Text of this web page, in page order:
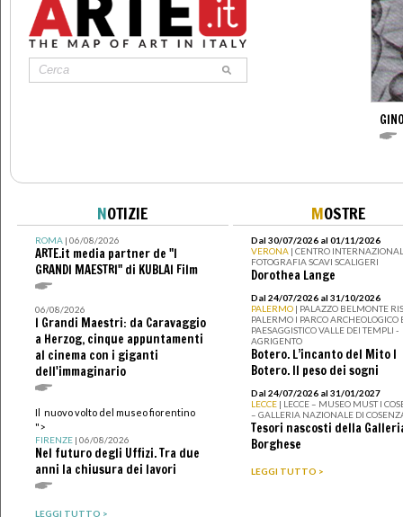
NOTIZIE
ROMA| 06/08/2026
ARTE.it media partner de "I
GRANDI MAESTRI" di KUBLAI Film
06/08/2026
I Grandi Maestri: da Caravaggio
a Herzog, cinque appuntamenti
al cinema con i giganti
dell'immaginario
Il nuovo volto del museo fiorentino
">
FIRENZE| 06/08/2026
Nel futuro degli Uffizi. Tra due
anni la chiusura dei lavori
LEGGI TUTTO >
MOSTRE
Dal 30/07/2026 al 01/11/2026
VERONA | CENTRO
FOTOGRAFIA SCAVI SCALIGERI
Dorothea Lange
Dal 24/07/2026 al 31/10/2026
PALERMO | PALAZZO BELMONTE
PALERMO I PARCO ARCHEOLOGICO
PAESAGGISTICO VALLE DEI TEMPLI -
AGRIGENTO
Botero. L’incanto del Mito I
Botero. Il peso dei sogni
Dal 24/07/2026 al 31/01/2027
LECCE | LECCE – MUSEO MUST I
– GALLERIA NAZIONALE DI
Tesori nascosti della
Borghese
LEGGI TUTTO >